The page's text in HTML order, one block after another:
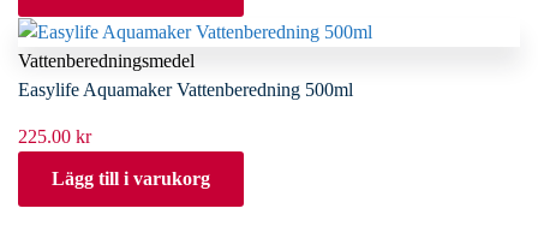
Vattenberedningsmedel
Easylife Aquamaker Vattenberedning 500ml
225.00 kr
Lägg till i varukorg